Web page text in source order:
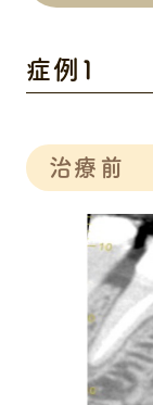
症例１
治療前